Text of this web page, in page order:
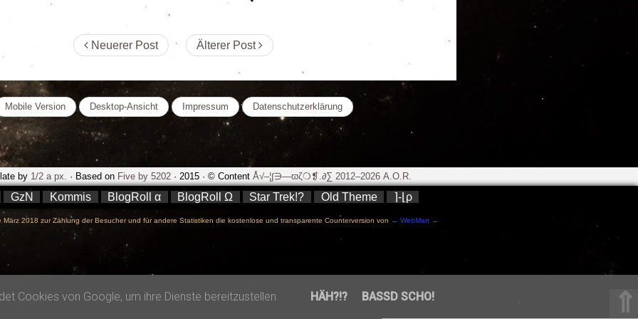
Neuerer Post Älterer Post
⇑
Mobile Version Desktop-Ansicht Impressum Datenschutzerklärung
by 1/2 a px. · Based on Five by 5202 · 2015 · © Content Å√–¦∫∋—ϖζ❍❡.∂∑ 2012–2026 A.O.R.
GzN Kommis BlogRoll α BlogRoll Ω Star Trek!? Old Theme ⌉-⌊ρ
2018 zur Zählung der Besucher und für andere Statistiken die kostenlose und transparente Counterversion von → WebMart ←
Cookies von Google, um ihre Dienste bereitzustellen. HÄH?!? BASSD SCHO!